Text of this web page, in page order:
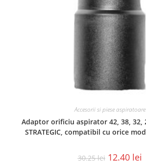
Accesorii si piese aspiratoare
Adaptor orificiu aspirator 42, 38, 32,
STRATEGIC, compatibil cu orice
30.25lei 12.40 lei